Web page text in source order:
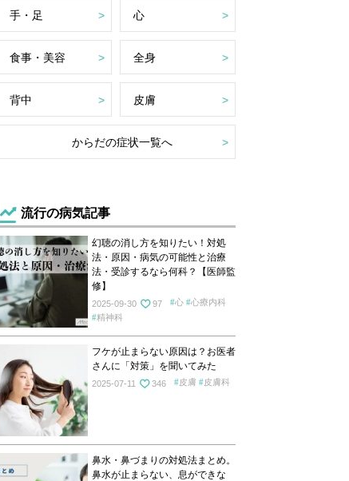
手・足 心
食事・美容 全身
背中 皮膚
からだの症状一覧へ
流行の病気記事
幻聴の消し方を知りたい！対処
法・原因・病気の可能性と治療
法・受診するなら何科？【医師監
修】
2025-09-30 97 心
心療内科
精神科
フケが止まらない原因は？お医者
さんに「対策」を聞いてみた
2025-07-11 346 皮膚 皮膚科
鼻水・鼻づまりの対処法まとめ。
鼻水が止まらない、息ができな